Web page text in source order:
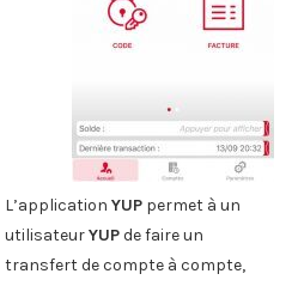
L’application YUP permet à un
utilisateurYUPde faire un
transfert de compte à compte,